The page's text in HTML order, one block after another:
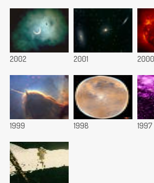
2002 2001 2000
1999 1998 1997